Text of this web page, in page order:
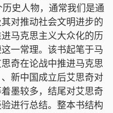
史人物，通常我们是通
对推动社会文明进步的
马克思主义大众化的历
一常理。该书起笔于马
奇在论战中推进马克思
新中国成立后艾思奇对
墨较多，结尾对艾思奇
进行总结。整本书结构